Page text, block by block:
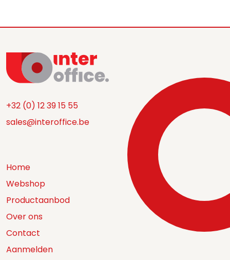
+32 (0) 12 39 15 55
sales@interoffice.be
Home
Webshop
Productaanbod
Over ons
Contact
Aanmelden